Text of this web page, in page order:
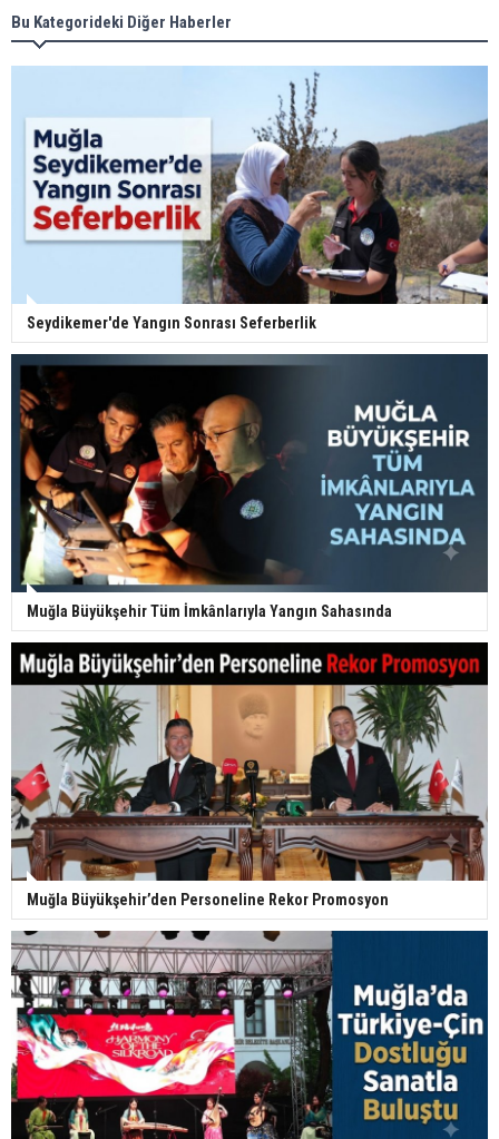
Bu Kategorideki Diğer Haberler
Seydikemer'de Yangın Sonrası Seferberlik
Muğla Büyükşehir Tüm İmkânlarıyla Yangın Sahasında
Muğla Büyükşehir’den Personeline Rekor Promosyon